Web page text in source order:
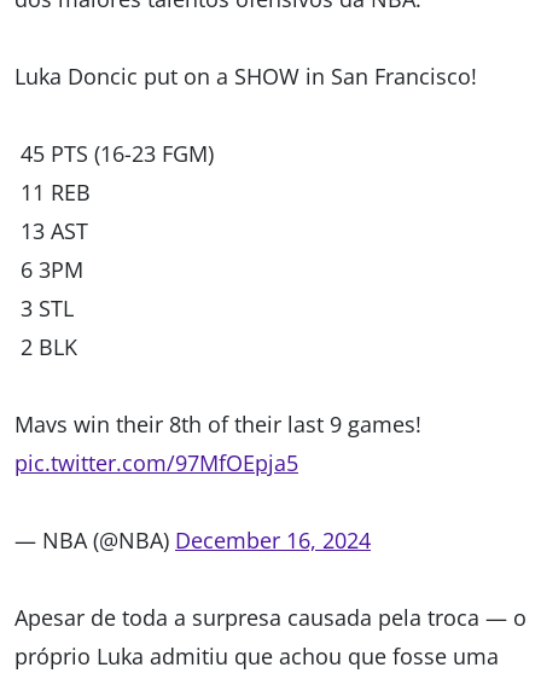
Luka Doncic put on a SHOW in San Francisco!
45 PTS (16-23 FGM)
11 REB
13 AST
6 3PM
3 STL
2 BLK
Mavs win their 8th of their last 9 games!
pic.twitter.com/97MfOEpja5
— NBA (@NBA) December 16, 2024
Apesar de toda a surpresa causada pela troca — o
próprio Luka admitiu que achou que fosse uma